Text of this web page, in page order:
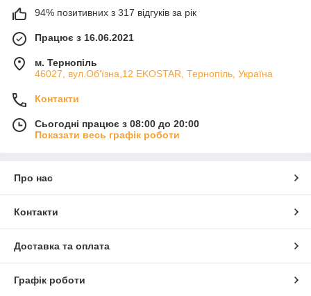
94% позитивних з 317 відгуків за рік
Працює з 16.06.2021
м. Тернопіль
46027, вул.Об'їзна,12 EKOSTAR, Тернопіль, Україна
Контакти
Сьогодні працює з 08:00 до 20:00
Показати весь графік роботи
Про нас
Контакти
Доставка та оплата
Графік роботи